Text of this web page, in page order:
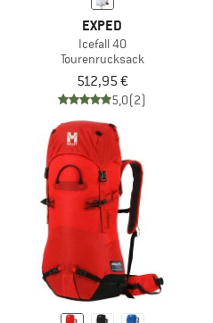
EXPED
Icefall 40
Tourenrucksack
512,95 €
5,0(2)